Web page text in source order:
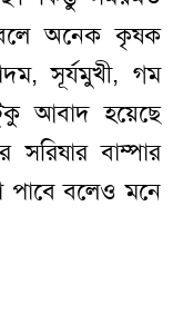
বলে অনেক কৃষক
সূর্যমুখী, গম
আবাদ হয়েছে
বাম্পার
বলেও মনে